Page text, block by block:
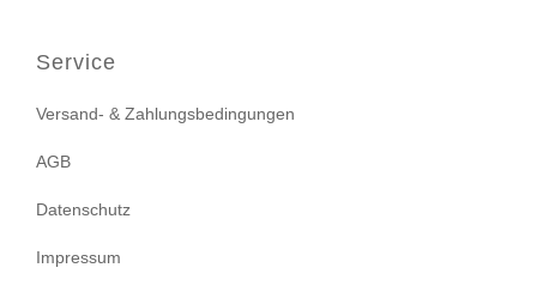
Service
Versand- & Zahlungsbedingungen
AGB
Datenschutz
Impressum